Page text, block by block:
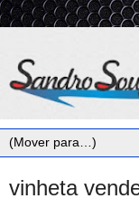
vinheta